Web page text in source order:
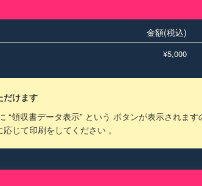
金額(税込)
¥5,000
だけます
“領収書データ表示” という ボタンが表示されます
じて印刷をしてください 。